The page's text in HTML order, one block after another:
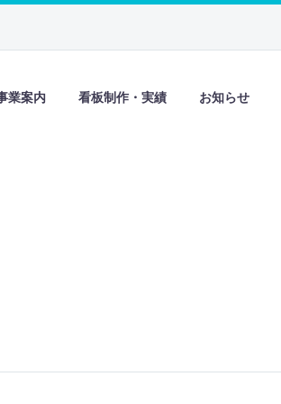
業案内 看板制作・実績 お知らせ